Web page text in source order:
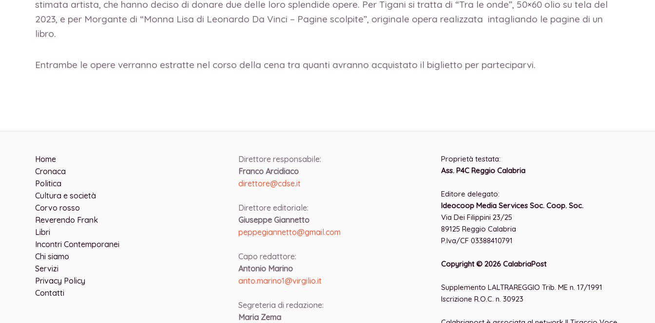
stimata artista, che hanno deciso di donare due delle loro splendide opere. Per Tigani si tratta di “Tra le onde”, 50×60 olio su tela del
2023, e per Morgante di “Monna Lisa di Leonardo Da Vinci – Pagine scolpite”, originale opera realizzata intagliando le pagine di un
libro.
Entrambe le opere verranno estratte nel corso della cena tra quanti avranno acquistato il biglietto per parteciparvi.
Home
Cronaca
Politica
Cultura e società
Corvo rosso
Reverendo Frank
Libri
Incontri Contemporanei
Chi siamo
Servizi
Privacy Policy
Contatti
Direttore responsabile:
Franco Arcidiaco
direttore@cdse.it
Direttore editoriale:
Giuseppe Giannetto
peppegiannetto@gmail.com
Capo redattore:
Antonio Marino
anto.marino1@virgilio.it
Segreteria di redazione:
Maria Zema
Proprietà testata:
Ass. P4C Reggio Calabria
Editore delegato:
Ideocoop Media Services Soc. Coop. Soc.
Via Dei Filippini 23/25
89125 Reggio Calabria
P.Iva/CF 03388410791
Copyright © 2026 CalabriaPost
Supplemento LALTRAREGGIO Trib. ME n. 17/1991
Iscrizione R.O.C. n. 30923